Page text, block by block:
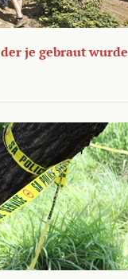
je gebraut wurde